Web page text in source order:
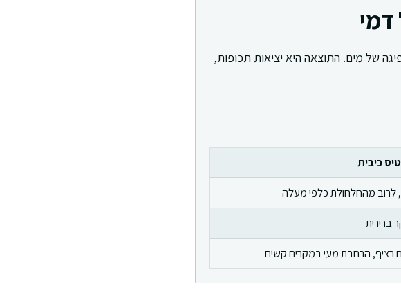
דמי
של מים. התוצאה היא יציאות תכופות,
כיבית
לרוב מהחלחולת כלפי מעלה
ברירית
רציף, הרחבת מעי במקרים קשים